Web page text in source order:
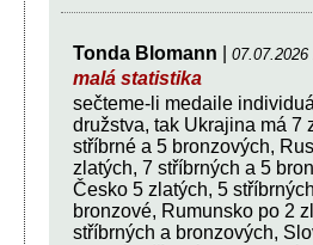
Tonda Blomann 07.07.2026
malá statistika
sečteme-li medaile
družstva, tak Ukrajina má 7
stříbrné a 5 bronzových,
zlatých, 7 stříbrných a 5
Česko 5 zlatých, 5
bronzové, Rumunsko po 2
stříbrných a bronzových,